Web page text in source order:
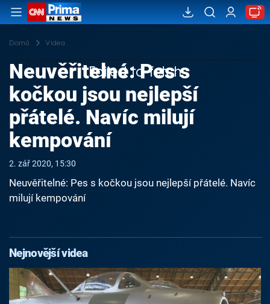
Domů Videa
Failed to fetch
Neuvěřitelné: Pes s
kočkou jsou nejlepší
přátelé. Navíc milují
kempování
2. zář 2020, 15:30
Neuvěřitelné: Pes s kočkou jsou nejlepší přátelé. Navíc
milují kempování
Nejnovější videa